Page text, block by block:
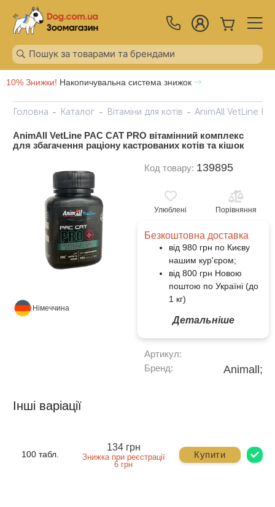
10% Знижки! Накопичувальна система знижок
Головна Каталог Вітаміни для котів AnimAll VetLine
AnimAll VetLine PAC CAT PRO вітамінний комплекс
для збагачення раціону кастрованих котів та кішок
Німеччина
Код товару: 139895
Улюблені Порівняння
Безкоштовна доставка
від 980 грн по Києву
нашим кур'єром;
від 800 грн Новою
поштою по Україні (до
1 кг)
Детальніше
Артикул:
Бренд:
Animall;
Інші варіації
100 табл.
134 грн
Знижка при реєстрації
6 грн
Купити